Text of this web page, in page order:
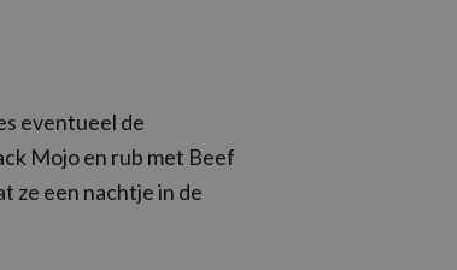
eventueel de
Mojo en rub met Beef
ze een nachtje in de